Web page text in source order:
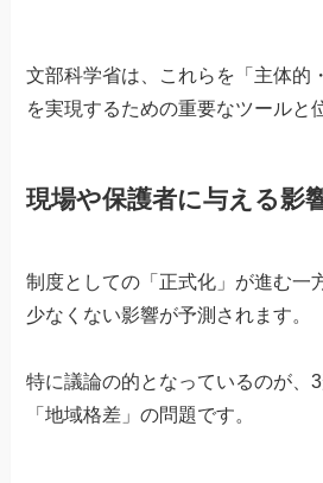
文部科学省は、これらを「主体的
を実現するための重要なツールと
現場や保護者に与える影
制度としての「正式化」が進む一
少なくない影響が予測されます。
特に議論の的となっているのが、
「地域格差」の問題です。